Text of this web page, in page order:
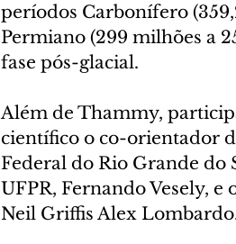
períodos Carbonífero
Permiano (299 milhões a
fase pós-glacial.
Além de Thammy,
científico o co-orientador
Federal do Rio Grande do
UFPR, Fernando Vesely, e
Neil Griffis Alex